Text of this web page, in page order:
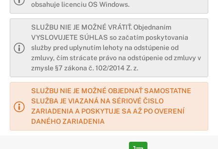
obsahuje licenciu OS Windows.
SLUŽBU NIE JE MOŽNÉ VRÁTIŤ. Objednaním
VYSLOVUJETE SÚHLAS so začatím poskytovania
služby pred uplynutím lehoty na odstúpenie od
zmluvy, čím strácate právo na odstúpenie od zmluvy v
zmysle §7 zákona č. 102/2014 Z. z.
SLUŽBU NIE JE MOŽNÉ OBJEDNAŤ SAMOSTATNE
SLUŽBA JE VIAZANÁ NA SÉRIOVÉ ČISLO
ZARIADENIA A POSKYTUJE SA AŽ PO OVERENÍ
DANÉHO ZARIADENIA